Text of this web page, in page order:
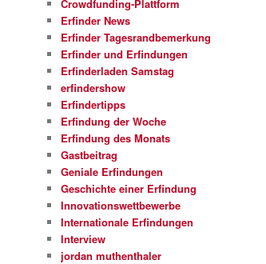
Crowdfunding-Plattform
Erfinder News
Erfinder Tagesrandbemerkung
Erfinder und Erfindungen
Erfinderladen Samstag
erfindershow
Erfindertipps
Erfindung der Woche
Erfindung des Monats
Gastbeitrag
Geniale Erfindungen
Geschichte einer Erfindung
Innovationswettbewerbe
Internationale Erfindungen
Interview
jordan muthenthaler